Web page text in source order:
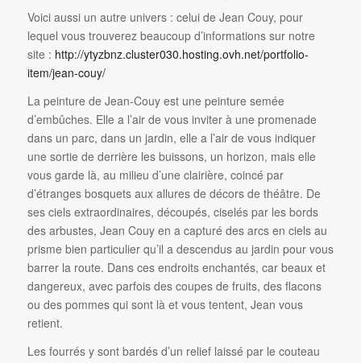
Voici aussi un autre univers : celui de Jean Couy, pour
lequel vous trouverez beaucoup d’informations sur notre
site : http://ytyzbnz.cluster030.hosting.ovh.net/portfolio-
item/jean-couy/
La peinture de Jean-Couy est une peinture semée
d’embûches. Elle a l’air de vous inviter à une promenade
dans un parc, dans un jardin, elle a l’air de vous indiquer
une sortie de derrière les buissons, un horizon, mais elle
vous garde là, au milieu d’une clairière, coincé par
d’étranges bosquets aux allures de décors de théâtre. De
ses ciels extraordinaires, découpés, ciselés par les bords
des arbustes, Jean Couy en a capturé des arcs en ciels au
prisme bien particulier qu’il a descendus au jardin pour vous
barrer la route. Dans ces endroits enchantés, car beaux et
dangereux, avec parfois des coupes de fruits, des flacons
ou des pommes qui sont là et vous tentent, Jean vous
retient.
Les fourrés y sont bardés d’un relief laissé par le couteau